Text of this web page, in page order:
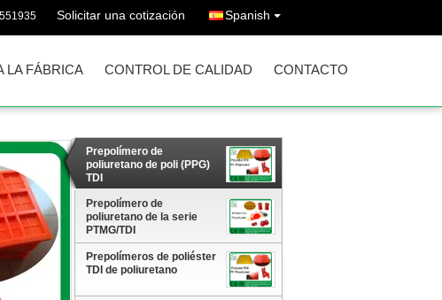
Solicitar una cotización Spanish
LA FÁBRICA CONTROL DE CALIDAD CONTACTO
Prepolímero de
poliuretano de poli (PPG)
TDI
Prepolímero de
poliuretano de la serie
PTMG/TDI
Prepolímeros de poliéster
TDI de poliuretano